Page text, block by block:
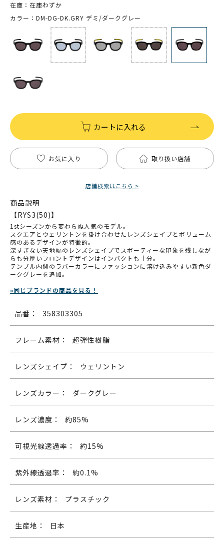
在庫：在庫わずか
カラー：DM-DG-DK.GRY デミ/ダークグレー
カートに入れる
お気に入り 取り扱い店舗
店舗検索はこちら >
商品説明
【RYS3(50)】
1stシーズンから変わらぬ人気のモデル。
スクエアとウェリントンを掛け合わせたレンズシェイプとボリューム
感のあるデザインが特徴的。
深すぎない天地幅のレンズシェイプでスポーティーな印象を残しなが
らも分厚いフロントデザインはインパクトも十分。
テンプル内側のラバーカラーにファッションに溶け込みやすい新色ダ
ークグレーを追加。
»同じブランドの商品を見る！
品番： 358303305
フレーム素材： 超弾性樹脂
レンズシェイプ： ウェリントン
レンズカラー： ダークグレー
レンズ濃度： 約85%
可視光線透過率： 約15%
紫外線透過率： 約0.1%
レンズ素材： プラスチック
生産地： 日本